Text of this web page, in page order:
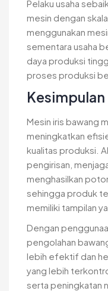
Pelaku usaha
mesin dengan
menggunakan
sementara usaha
daya produksi
proses produksi
Kesimpulan
Mesin iris bawang
meningkatkan
kualitas produksi.
pengirisan,
menghasilkan
sehingga produk
memiliki tampilan
Dengan
pengolahan
lebih efektif dan
yang lebih
serta peningkatan